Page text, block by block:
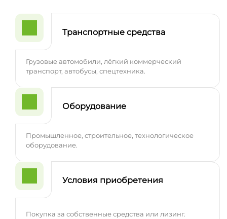
Транспортные средства
Грузовые автомобили, лёгкий коммерческий
транспорт, автобусы, спецтехника.
Оборудование
Промышленное, строительное, технологическое
оборудование.
Условия приобретения
Покупка за собственные средства или лизинг.